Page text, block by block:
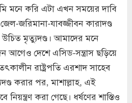
মনে করি এটা এখন সময়ের দাবি
জরিমানা-যাবজ্জীবন কারাদণ্ড
উচিত মৃত্যুদণ্ড। আমাদের মনে
আগেও দেশে এসিড-সন্ত্রাস ছড়িয়ে
রাষ্ট্রপতি এরশাদ সাহেব
করার পর, মাশাল্লাহ, এই
করা গেছে। ধর্ষণের শাস্তিও